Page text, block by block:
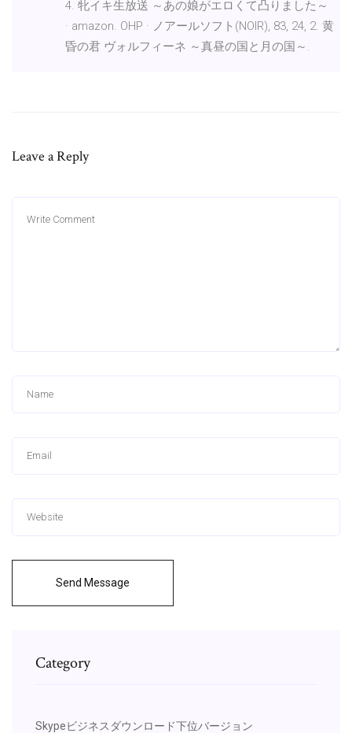
4. 牝イキ生放送 ～あの娘がエロくて凸りました～
· amazon. OHP · ノアールソフト(NOIR), 83, 24, 2. 黄
昏の君 ヴォルフィーネ ～真昼の国と月の国～.
Leave a Reply
Send Message
Category
Skypeビジネスダウンロード下位バージョン